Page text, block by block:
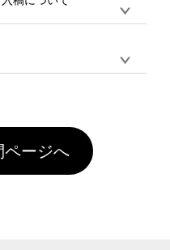
いいただけます。ポイン
付与され、次回ご注文時
ポイントの有効期限は一
ンク】過去10カ月のご注
ク割引(最大5%)が適用
されていなければ、ラン
せん。
ラー生地（Tシャツのホ
のナチュラル、ホワイト
定着させるための処理剤
期・低価格で商品をお届
落とすことが可能です。
ご自身にて着用前に落と
うお願いいたします。※1
のご注文に関わらず、前
タも該当デザインのみ画
に変換、またはAdobe
きで4,000円未満になる
すので、ご注意くださ
ページへ